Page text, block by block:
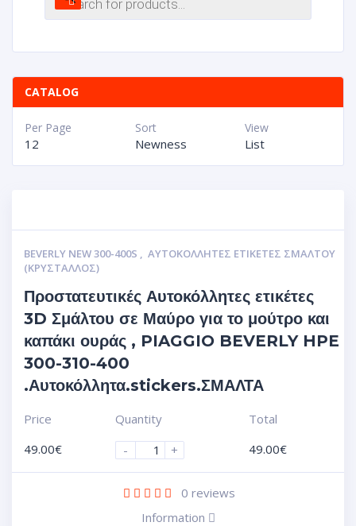
CATALOG
View
List
Sort
Newness
Per Page
12
BEVERLY NEW 300-400S , ΑΥΤΟΚΌΛΛΗΤΕΣ ΕΤΙΚΈΤΕΣ ΣΜΆΛΤΟΥ
(ΚΡΥΣΤΑΛΛΟΣ)
Προστατευτικές Αυτοκόλλητες ετικέτες
3D Σμάλτου σε Μαύρο για το μούτρο και
καπάκι ουράς , PIAGGIO BEVERLY HPE
300-310-400
.Αυτοκόλλητα.stickers.ΣΜΑΛΤΑ
Price
49.00€
Quantity
-
+
Total
49.00€
0 reviews
Information